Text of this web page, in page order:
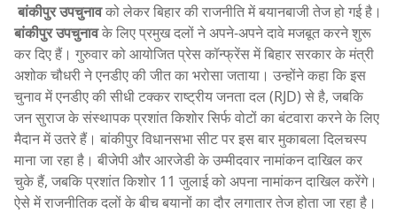
बांकीपुर उपचुनावको लेकर बिहार की राजनीति में बयानबाजी तेज हो गई है।
बांकीपुर उपचुनावके लिए प्रमुख दलों ने अपने-अपने दावे मजबूत करने शुरू
कर दिए हैं। गुरुवार को आयोजित प्रेस कॉन्फ्रेंस में बिहार सरकार के मंत्री
अशोक चौधरी ने एनडीए की जीत का भरोसा जताया। उन्होंने कहा कि इस
चुनाव में एनडीए की सीधी टक्कर राष्ट्रीय जनता दल (RJD) से है, जबकि
जन सुराज के संस्थापक प्रशांत किशोर सिर्फ वोटों का बंटवारा करने के लिए
मैदान में उतरे हैं। बांकीपुर विधानसभा सीट पर इस बार मुकाबला दिलचस्प
माना जा रहा है। बीजेपी और आरजेडी के उम्मीदवार नामांकन दाखिल कर
चुके हैं, जबकि प्रशांत किशोर 11 जुलाई को अपना नामांकन दाखिल करेंगे।
ऐसे में राजनीतिक दलों के बीच बयानों का दौर लगातार तेज होता जा रहा है।